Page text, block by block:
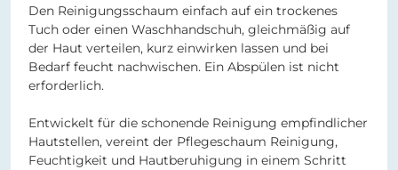
Den Reinigungsschaum einfach auf ein trockenes
Tuch oder einen Waschhandschuh, gleichmäßig auf
der Haut verteilen, kurz einwirken lassen und bei
Bedarf feucht nachwischen. Ein Abspülen ist nicht
erforderlich.
Entwickelt für die schonende Reinigung empfindlicher
Hautstellen, vereint der Pflegeschaum Reinigung,
Feuchtigkeit und Hautberuhigung in einem Schritt